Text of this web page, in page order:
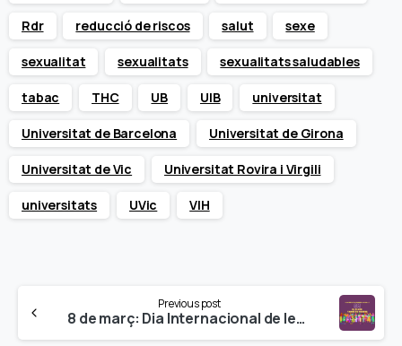
Rdr reducció de riscos salut sexe
sexualitat sexualitats sexualitats saludables
tabac THC UB UIB universitat
Universitat de Barcelona Universitat de Girona
Universitat de Vic Universitat Rovira i Virgili
universitats UVic VIH
Reading
Previous post
8 de març: Dia Internacional de les Dones